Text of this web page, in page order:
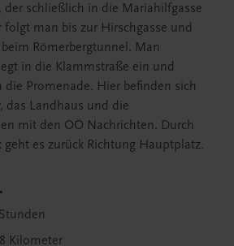
der schließlich in die Mariahilfgasse
man bis zur Hirschgasse und
Römerbergtunnel. Man
in die Klammstraße ein und
die Promenade. Hier befinden sich
das Landhaus und die
mit den OÖ Nachrichten. Durch
geht es zurück Richtung Hauptplatz.
Kilometer